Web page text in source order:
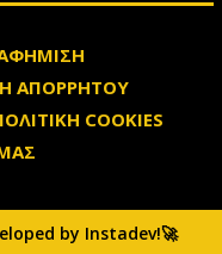
ΑΠΟΡΡΗΤΟΥ
COOKIES
by Instadev!🚀